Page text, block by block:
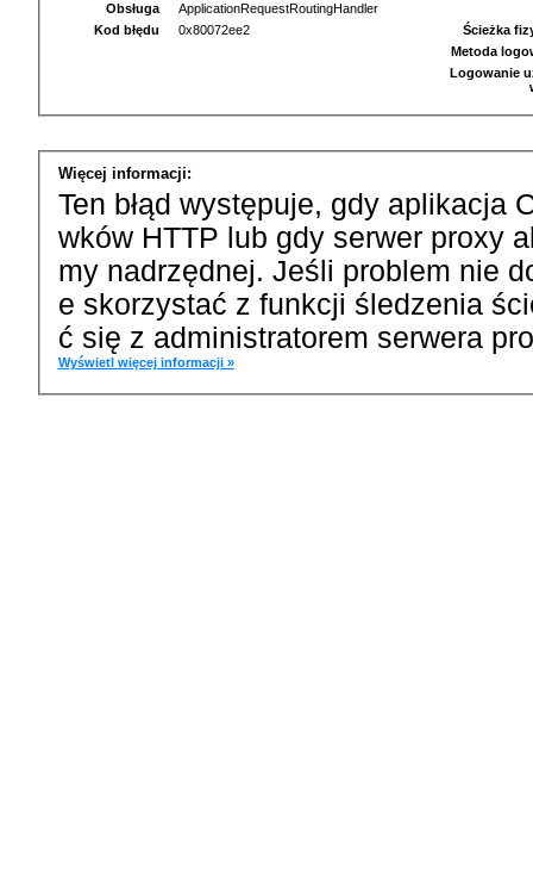
Obsługa
ApplicationRequestRoutingHandler
Kod błędu
0x80072ee2
Ścieżka
Metoda
Logowanie
Więcej informacji:
Ten błąd występuje, gdy aplikacja
wków HTTP lub gdy serwer proxy
my nadrzędnej. Jeśli problem nie
e skorzystać z funkcji śledzenia
ć się z administratorem serwera
Wyświetl więcej informacji »